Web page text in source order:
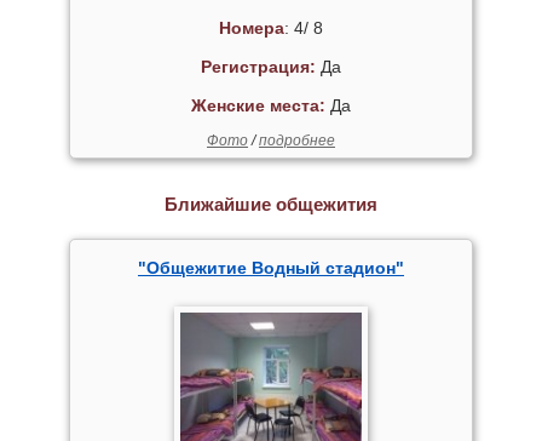
Номера: 4/ 8
Регистрация: Да
Женские места: Да
Фото/подробнее
Ближайшие общежития
"Общежитие Водный стадион"